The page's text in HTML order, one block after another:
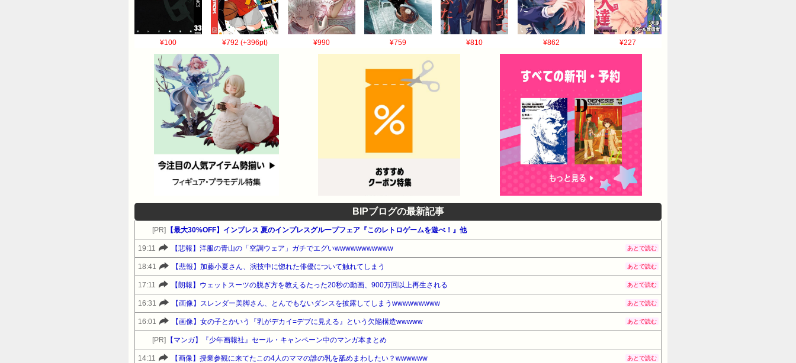
¥100 ¥792 (+396pt) ¥990 ¥759 ¥810 ¥862 ¥227
BIPブログの最新記事
[PR] 【最大30%OFF】インプレス 夏のインプレスグループフェア『このレトロゲームを遊べ！』他
19:11 【悲報】洋服の青山の「空調ウェア」ガチでエグいwwwwwwwwwww あとで読む
18:41 【悲報】加藤小夏さん、演技中に惚れた俳優について触れてしまう あとで読む
17:11 【朗報】ウェットスーツの脱ぎ方を教えるたった20秒の動画、900万回以上再生される あとで読む
16:31 【画像】スレンダー美脚さん、とんでもないダンスを披露してしまうwwwwwwwww あとで読む
16:01 【画像】女の子とかいう『乳がデカイ=デブに見える』という欠陥構造wwwww あとで読む
[PR] 【マンガ】『少年画報社』セール・キャンペーン中のマンガ本まとめ
14:11 【画像】授業参観に来てたこの4人のママの誰の乳を舐めまわしたい？wwwwww あとで読む